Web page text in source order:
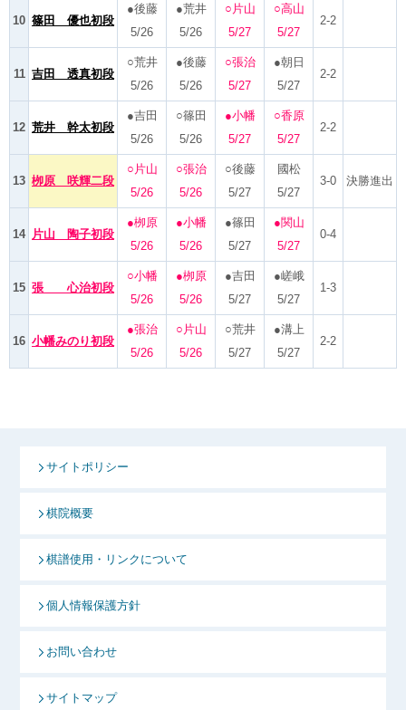
10 篠田 優也初段
●後藤
5/26
●荒井
5/26
○片山
5/27
○高山
5/27
2-2
11 吉田 透真初段
○荒井
5/26
●後藤
5/26
○張治
5/27
●朝日
5/27
2-2
12 荒井 幹太初段
●吉田
5/26
○篠田
5/26
●小幡
5/27
○香原
5/27
2-2
13 栁原 咲輝二段
○片山
5/26
○張治
5/26
○後藤
5/27
國松
5/27
3-0 決勝進出
14 片山 陶子初段
●栁原
5/26
●小幡
5/26
●篠田
5/27
●関山
5/27
0-4
15 張 心治初段
○小幡
5/26
●栁原
5/26
●吉田
5/27
●嵯峨
5/27
1-3
16 小幡みのり初段
●張治
5/26
○片山
5/26
○荒井
5/27
●溝上
5/27
2-2
サイトポリシー
棋院概要
棋譜使用・リンクについて
個人情報保護方針
お問い合わせ
サイトマップ